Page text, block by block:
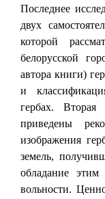
Последнее
двух
которой
белорусской
автора книги)
и
гербах.
приведены
изображения
земель,
обладание этим
вольности.